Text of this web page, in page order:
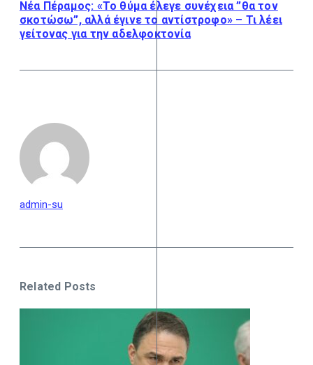
Νέα Πέραμος: «Το θύμα έλεγε συνέχεια ”θα τον
σκοτώσω”, αλλά έγινε το αντίστροφο» – Τι λέει
γείτονας για την αδελφοκτονία
admin-su
Related Posts